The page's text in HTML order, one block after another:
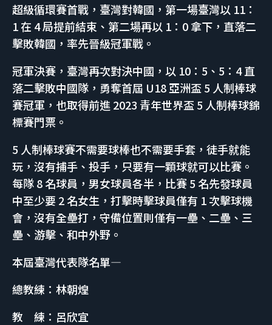
超級循環賽首戰，臺灣對韓國，第一場臺灣以 11：
1 在 4 局提前結束、第二場再以 1：0 拿下，直落二
擊敗韓國，率先晉級冠軍戰。
冠軍決賽，臺灣再次對決中國，以 10：5、5：4 直
落二擊敗中國隊，勇奪首屆 U18 亞洲盃 5 人制棒球
賽冠軍，也取得前進 2023 青年世界盃 5 人制棒球錦
標賽門票。
5 人制棒球賽不需要球棒也不需要手套，徒手就能
玩，沒有捕手、投手，只要有一顆球就可以比賽。
每隊 8 名球員，男女球員各半，比賽 5 名先發球員
中至少要 2 名女生，打擊時擊球員僅有 1 次擊球機
會，沒有全壘打，守備位置則僅有一壘、二壘、三
壘、游擊、和中外野。
本屆臺灣代表隊名單—
總教練：林朝煌
教 練：呂欣宜